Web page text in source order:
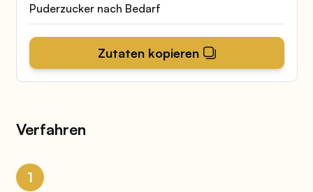
Puderzucker nach Bedarf
Zutaten kopieren
Verfahren
1